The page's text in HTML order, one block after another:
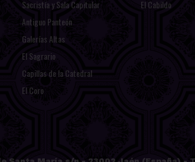
Sacristía y Sala Capitular
Antiguo Panteón
Galerías Altas
El Sagrario
Capillas de la Catedral
El Coro
El Cabildo